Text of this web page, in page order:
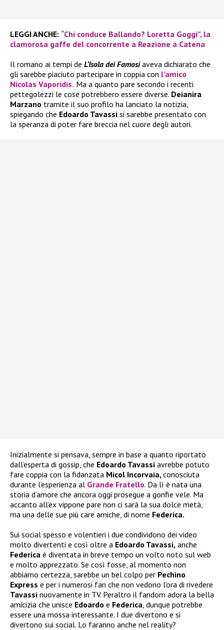
LEGGI ANCHE: “Chi conduce Ballando? Loretta Goggi”, la
clamorosa gaffe del concorrente a Reazione a Catena
Il romano ai tempi de L’Isola dei Famosiaveva dichiarato che
gli sarebbe piaciuto partecipare in coppia con l’amico
Nicolas Vaporidis. Ma a quanto pare secondo i recenti
pettegolezzi le cose potrebbero essere diverse. Deianira
Marzano tramite il suo profilo ha lanciato la notizia,
spiegando che Edoardo Tavassi si sarebbe presentato con
la speranza di poter fare breccia nel cuore degli autori.
Inizialmente si pensava, sempre in base a quanto riportato
dall’esperta di gossip, che Edoardo Tavassi avrebbe potuto
fare coppia con la fidanzata Micol Incorvaia, conosciuta
durante l’esperienza al Grande Fratello. Da lì è nata una
storia d’amore che ancora oggi prosegue a gonfie vele. Ma
accanto all’ex vippone pare non ci sarà la sua dolce metà,
ma una delle sue più care amiche, di nome Federica.
Sui social spesso e volentieri i due condividono dei video
molto divertenti e così oltre a Edoardo Tavassi, anche
Federica è diventata in breve tempo un volto noto sul web
e molto apprezzato. Se così fosse, al momento non
abbiamo certezza, sarebbe un bel colpo per Pechino
Express e per i numerosi fan che non vedono l’ora di rivedere
Tavassi nuovamente in TV. Peraltro il fandom adora la bella
amicizia che unisce Edoardo e Federica , dunque potrebbe
essere una mossa interessante. I due divertono e si
divertono sui social. Lo faranno anche nel reality?